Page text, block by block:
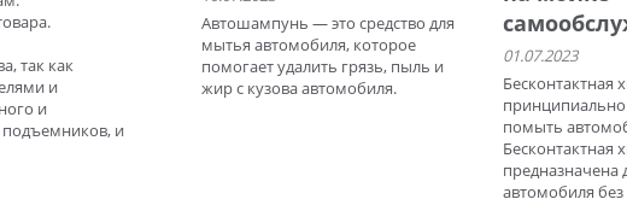
так как
и
и
и
Автошампунь — это средство для
мытья автомобиля, которое
помогает удалить грязь, пыль и
жир с кузова автомобиля.
01.07.2023
Бесконтактная
помыть
Бесконтактная
предназначена
автомобиля без